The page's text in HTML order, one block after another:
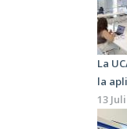
La
la
13